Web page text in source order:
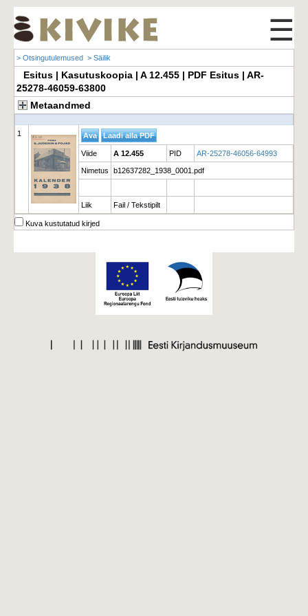
☰
> Otsingutulemused > Säilik
Esitus | Kasutuskoopia | A 12.455 | PDF Esitus | AR-
25278-46059-63800
Metaandmed
1
Viide A 12.455 PID AR-25278-46056-64993
Nimetus b12637282_1938_0001.pdf
Liik Fail / Tekstipilt
Kuva kustutatud kirjed